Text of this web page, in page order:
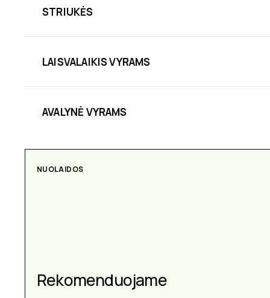
STRIUKĖS
LAISVALAIKIS VYRAMS
AVALYNĖ VYRAMS
NUOLAIDOS
Rekomenduojame
AKSESUARAI
Aksesuarai kiekvienai
progai